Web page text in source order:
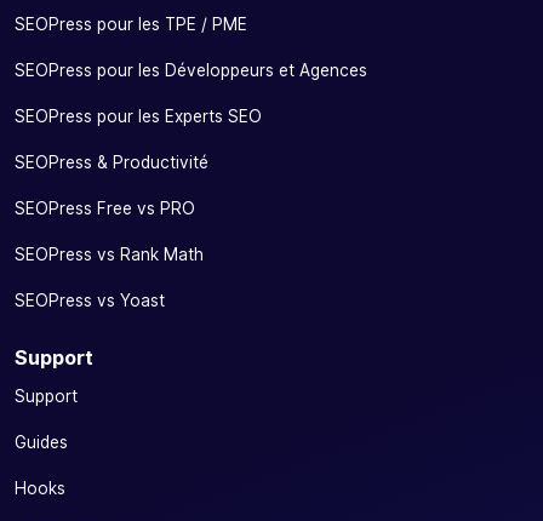
SEOPress pour les TPE / PME
SEOPress pour les Développeurs et Agences
SEOPress pour les Experts SEO
SEOPress & Productivité
SEOPress Free vs PRO
SEOPress vs Rank Math
SEOPress vs Yoast
Support
Support
Guides
Hooks